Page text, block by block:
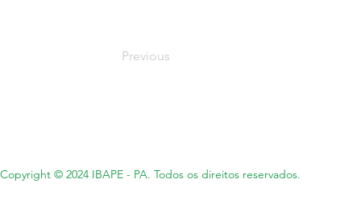
Previous
Copyright © 2024 IBAPE - PA. Todos os direitos reservados.